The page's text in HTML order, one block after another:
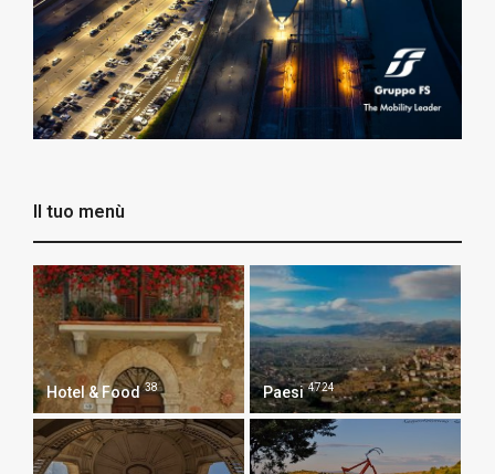
Il tuo menù
Hotel & Food 38 Paesi 4724